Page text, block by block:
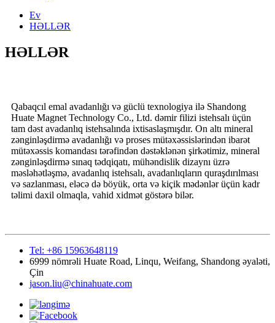
Ev
HƏLLƏR
HƏLLƏR
Qabaqcıl emal avadanlığı və güclü texnologiya ilə Shandong
Huate Magnet Technology Co., Ltd. dəmir filizi istehsalı üçün
tam dəst avadanlıq istehsalında ixtisaslaşmışdır. On altı mineral
zənginləşdirmə avadanlığı və proses mütəxəssislərindən ibarət
mütəxəssis komandası tərəfindən dəstəklənən şirkətimiz, mineral
zənginləşdirmə sınaq tədqiqatı, mühəndislik dizaynı üzrə
məsləhətləşmə, avadanlıq istehsalı, avadanlıqların quraşdırılması
və sazlanması, eləcə də böyük, orta və kiçik mədənlər üçün kadr
təlimi daxil olmaqla, vahid xidmət göstərə bilər.
Tel: +86 15963648119
6999 nömrəli Huate Road, Linqu, Weifang, Shandong əyaləti,
Çin
jason.liu@chinahuate.com